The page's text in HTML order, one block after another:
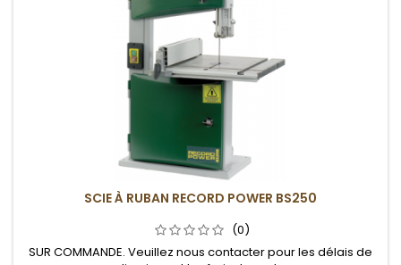
SCIE À RUBAN RECORD POWER BS250
(0)
SUR COMMANDE. Veuillez nous contacter pour les délais de